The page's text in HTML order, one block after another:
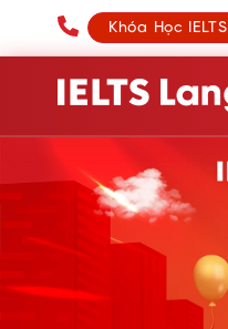
Khóa Học IELTS